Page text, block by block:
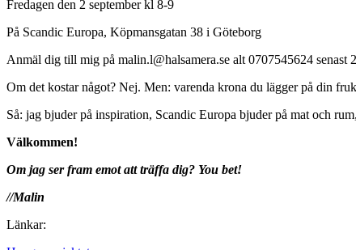
Fredagen den 2 september kl 8-9
På Scandic Europa, Köpmansgatan 38 i Göteborg
Anmäl dig till mig på malin.l@halsamera.se alt 0707545624 senast
Om det kostar något? Nej. Men: varenda krona du lägger på din
Så: jag bjuder på inspiration, Scandic Europa bjuder på mat och
Välkommen!
Om jag ser fram emot att träffa dig? You bet!
//Malin
Länkar: